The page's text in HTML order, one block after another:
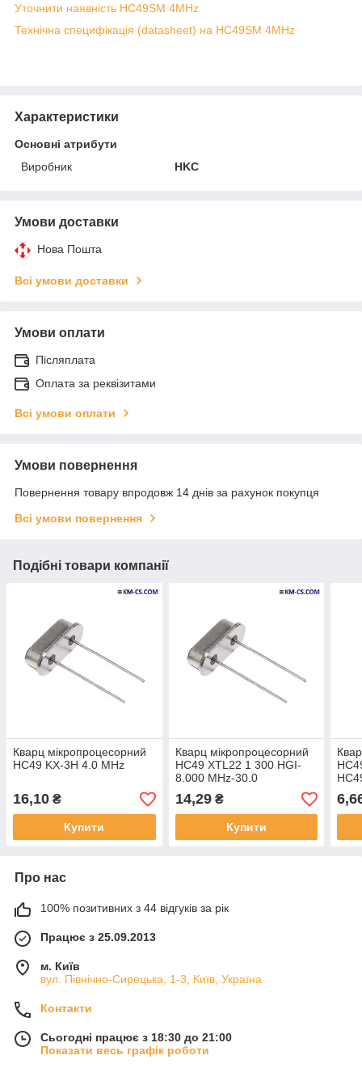
Уточнити наявність HC49SM 4MHz
Технічна специфікація (datasheet) на HC49SM 4MHz
Характеристики
Основні атрибути
Виробник
HKC
Умови доставки
Нова Пошта
Всі умови доставки
Умови оплати
Післяплата
Оплата за реквізитами
Всі умови оплати
Умови повернення
Повернення товару впродовж 14 днів за рахунок покупця
Всі умови повернення
Подібні товари компанії
Кварц мікропроцесорний
HC49 KX-3H 4.0 MHz
16,10 ₴
Купити
Кварц мікропроцесорний
HC49 XTL22 1 300 HGI-
8.000 MHz-30.0
14,29₴
Купити
Про нас
100% позитивних з 44 відгуків за рік
Працює з 25.09.2013
м. Київ
вул. Північно-Сирецька, 1-3, Київ, Україна
Контакти
Сьогодні працює з 18:30 до 21:00
Показати весь графік роботи